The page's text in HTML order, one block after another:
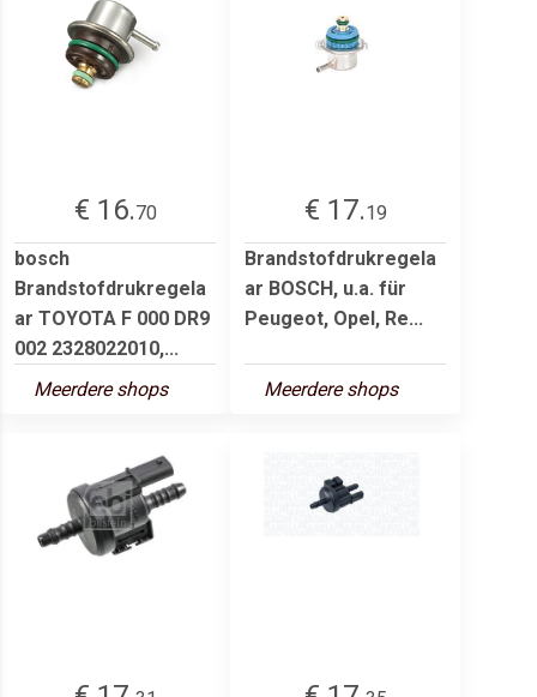
€ 16.70
bosch
Brandstofdrukregela
ar TOYOTA F 000 DR9
002 2328022010,...
Meerdere shops
€ 17.19
Brandstofdrukregela
ar BOSCH, u.a. für
Peugeot, Opel, Re...
Meerdere shops